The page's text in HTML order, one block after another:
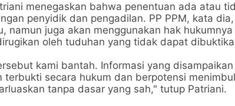
menegaskan bahwa penentuan ada atau
penyidik dan pengadilan. PP PPM, kata
namun juga akan menggunakan hak
oleh tuduhan yang tidak dapat
kami bantah. Informasi yang
terbukti secara hukum dan berpotensi
tanpa dasar yang sah," tutup Patriani.